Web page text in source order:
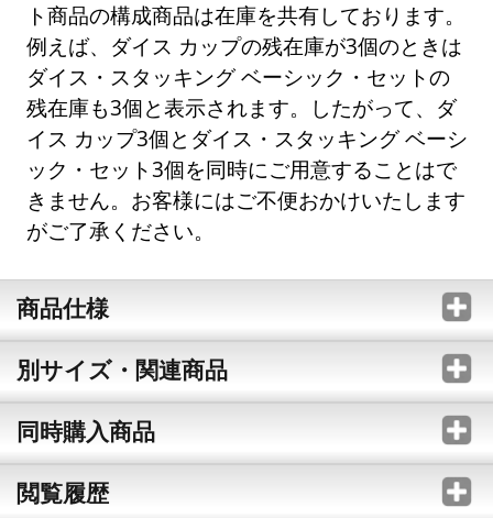
ト商品の構成商品は在庫を共有しております。
例えば、ダイス カップの残在庫が3個のときは
ダイス・スタッキング ベーシック・セットの
残在庫も3個と表示されます。したがって、ダ
イス カップ3個とダイス・スタッキング ベーシ
ック・セット3個を同時にご用意することはで
きません。お客様にはご不便おかけいたします
がご了承ください。
商品仕様
別サイズ・関連商品
同時購入商品
閲覧履歴